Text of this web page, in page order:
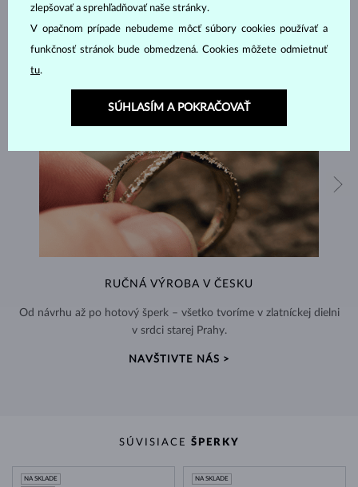
RUČNÁ VÝROBA V ČESKU
Od návrhu až po hotový šperk – všetko tvoríme v zlatníckej dielni
v srdci starej Prahy.
NAVŠTIVTE NÁS >
SÚVISIACE ŠPERKY
NA SKLADE
NA SKLADE
zlepšovať a sprehľadňovať naše stránky.
V opačnom prípade nebudeme môcť súbory cookies používať a
funkčnosť stránok bude obmedzená. Cookies môžete odmietnuť
tu.
SÚHLASÍM A POKRAČOVAŤ